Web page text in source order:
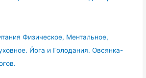
Физическое, Ментальное,
Йога и Голодания. Овсянка-